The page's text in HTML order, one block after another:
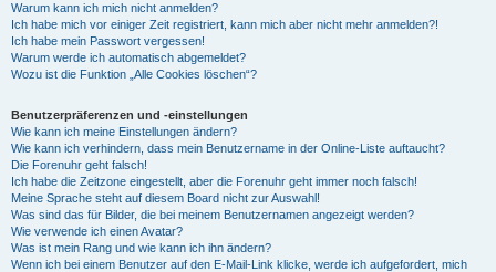
Warum kann ich mich nicht anmelden?
Ich habe mich vor einiger Zeit registriert, kann mich aber nicht mehr anmelden?!
Ich habe mein Passwort vergessen!
Warum werde ich automatisch abgemeldet?
Wozu ist die Funktion „Alle Cookies löschen“?
Benutzerpräferenzen und -einstellungen
Wie kann ich meine Einstellungen ändern?
Wie kann ich verhindern, dass mein Benutzername in der Online-Liste auftaucht?
Die Forenuhr geht falsch!
Ich habe die Zeitzone eingestellt, aber die Forenuhr geht immer noch falsch!
Meine Sprache steht auf diesem Board nicht zur Auswahl!
Was sind das für Bilder, die bei meinem Benutzernamen angezeigt werden?
Wie verwende ich einen Avatar?
Was ist mein Rang und wie kann ich ihn ändern?
Wenn ich bei einem Benutzer auf den E-Mail-Link klicke, werde ich aufgefordert, mich